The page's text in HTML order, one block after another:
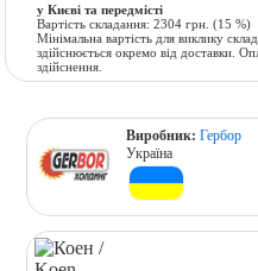
у Києві та передмісті
Вартість складання:2304 грн. (15 %)
Мінімальна вартість для виклику
здійснюється окремо від доставки.
здійснення.
Виробник:Гербор
Україна